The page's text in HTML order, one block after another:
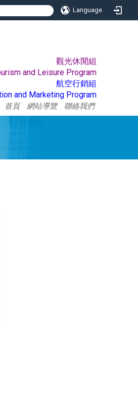
Language
:::
觀光休閒組
and Leisure Program
航空行銷組
and Marketing Program
首頁 網站導覽 聯絡我們